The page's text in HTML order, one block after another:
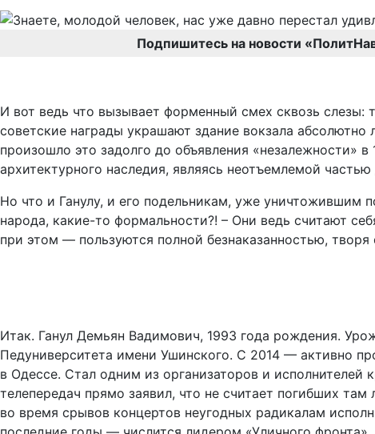
Подпишитесь на новости
И вот ведь что вызывает форменный смех сквозь
советские награды украшают здание вокзала
произошло это задолго до объявления «незалежности»
архитектурного наследия, являясь неотъемлемой
Но что и Ганулу, и его подельникам, уже уничтожившим
народа, какие-то формальности?! – Они ведь считают
при этом — пользуются полной безнаказанностью,
Итак. Ганул Демьян Вадимович, 1993 года рождения.
Педуниверситета имени Ушинского. С 2014 — активно
в Одессе. Стал одним из организаторов и
телепередач прямо заявил, что не считает погибших
во время срывов концертов неугодных радикалам